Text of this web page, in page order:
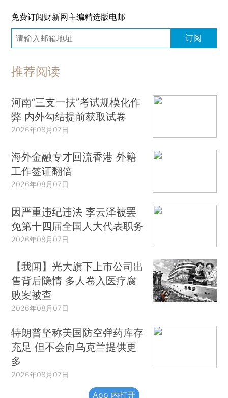
免费订阅财新网主编精选版电邮
订阅
推荐阅读
河南“三支一扶”考试规模化作
弊 内外勾结提前获取试卷
2026年08月07日
海外金融专才回流香港 外籍
工作签证翻倍
2026年08月07日
因严重违纪违法 李云泽被罢
免第十四届全国人大代表职务
2026年08月07日
【我闻】光大旗下上市公司出
售背后隐情 多人卷入医疗腐
败案被查
2026年08月07日
特朗普坚称美国防空弹药库存
充足 但不会向乌克兰提供更
多
2026年08月07日
App 内打开